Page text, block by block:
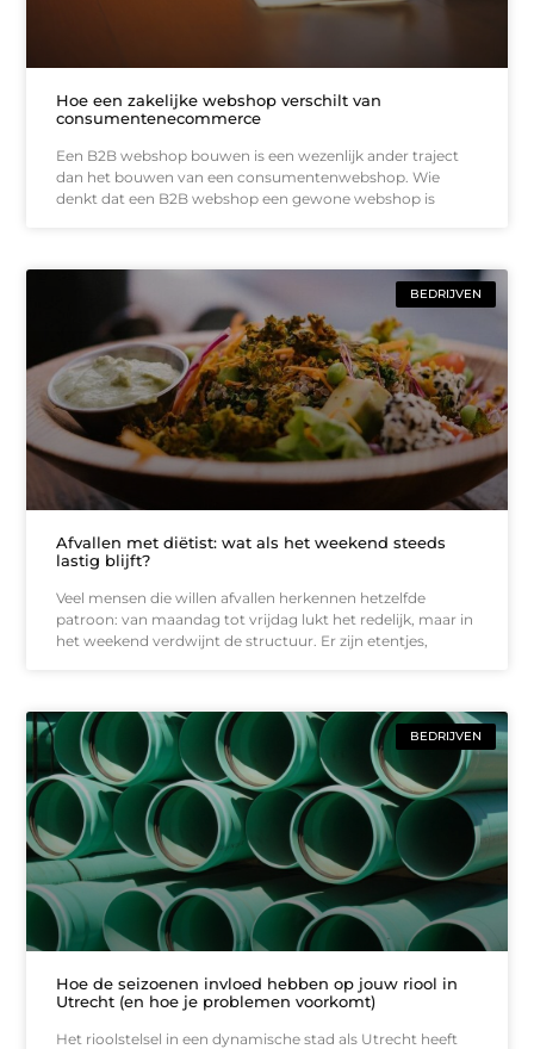
Hoe een zakelijke webshop verschilt van
consumentenecommerce
Een B2B webshop bouwen is een wezenlijk ander traject
dan het bouwen van een consumentenwebshop. Wie
denkt dat een B2B webshop een gewone webshop is
BEDRIJVEN
Afvallen met diëtist: wat als het weekend steeds
lastig blijft?
Veel mensen die willen afvallen herkennen hetzelfde
patroon: van maandag tot vrijdag lukt het redelijk, maar in
het weekend verdwijnt de structuur. Er zijn etentjes,
BEDRIJVEN
Hoe de seizoenen invloed hebben op jouw riool in
Utrecht (en hoe je problemen voorkomt)
Het rioolstelsel in een dynamische stad als Utrecht heeft